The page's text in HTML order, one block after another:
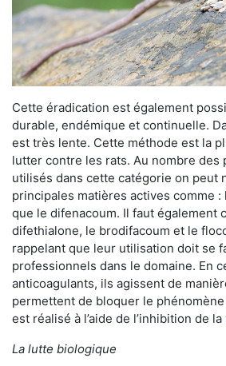
Cette éradication est également
durable, endémique et continuelle.
est très lente. Cette méthode est la
lutter contre les rats. Au nombre des
utilisés dans cette catégorie on peut
principales matières actives comme
que le difenacoum. Il faut également
difethialone, le brodifacoum et le
rappelant que leur utilisation doit se
professionnels dans le domaine. En
anticoagulants, ils agissent de
permettent de bloquer le
est réalisé à l’aide de l’inhibition de
La lutte biologique